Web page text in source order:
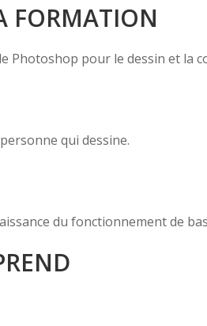
FORMATION
Photoshop pour le dessin et la
qui dessine.
du fonctionnement de